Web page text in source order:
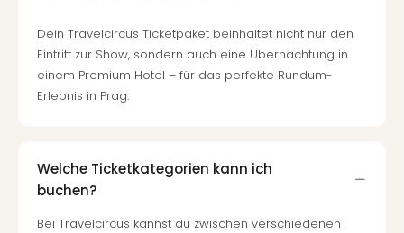
Dein Travelcircus Ticketpaket beinhaltet nicht nur den
Eintritt zur Show, sondern auch eine Übernachtung in
einem Premium Hotel – für das perfekte Rundum-
Erlebnis in Prag.
Welche Ticketkategorien kann ich
buchen?
Bei Travelcircus kannst du zwischen verschiedenen